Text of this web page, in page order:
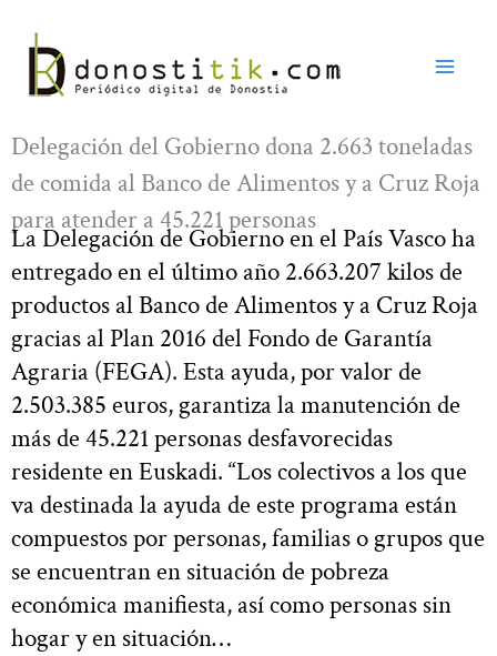
contenido
Delegación del Gobierno dona 2.663 toneladas
de comida al Banco de Alimentos y a Cruz Roja
para atender a 45.221 personas
La Delegación de Gobierno en el País Vasco ha
entregado en el último año 2.663.207 kilos de
productos al Banco de Alimentos y a Cruz Roja
gracias al Plan 2016 del Fondo de Garantía
Agraria (FEGA). Esta ayuda, por valor de
2.503.385 euros, garantiza la manutención de
más de 45.221 personas desfavorecidas
residente en Euskadi. “Los colectivos a los que
va destinada la ayuda de este programa están
compuestos por personas, familias o grupos que
se encuentran en situación de pobreza
económica manifiesta, así como personas sin
hogar y en situación…